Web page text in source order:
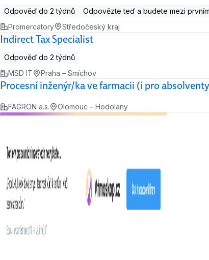
Odpověď do 2 týdnů
Odpovězte teď a budete mezi
Promercatory
Středočeský kraj
Indirect Tax Specialist
Odpověď do 2 týdnů
MSD IT
Praha – Smíchov
Procesní inženýr/ka ve farmacii (i pro
FAGRON a.s. Olomouc – Hodolany